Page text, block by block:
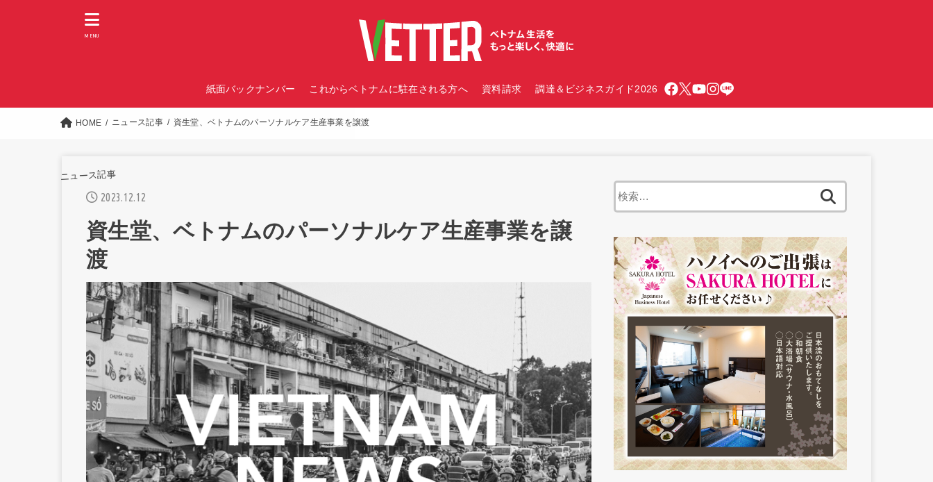
紙面バックナンバー これからベトナムに駐在される方へ 資料請求 調達＆ビジネスガイド2026
MENU
HOME ニュース記事 資生堂、ベトナムのパーソナルケア生産事業を譲渡
ニュース記事
2023.12.12
資生堂、ベトナムのパーソナルケア生産事業を譲
渡